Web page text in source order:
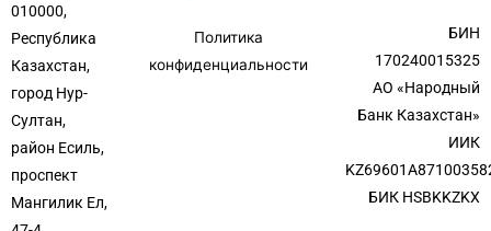
010000,
Республика
Казахстан,
город Нур-
Султан,
район Есиль,
проспект
Мангилик Ел,
Политика
конфиденциальности
БИН
170240015325
АО «Народный
Банк Казахстан»
ИИК
БИК HSBKKZKX